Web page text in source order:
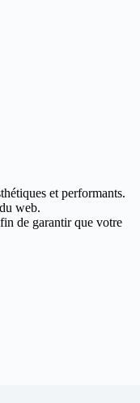
et performants.
web.
de garantir que votre